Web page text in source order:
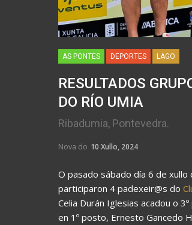
AS PONTES DEPORTES LAGO
RESULTADOS
DO RÍO UMIA
Ribadumia, Pontevedra.
Nova do 10 Xullo, 2024
O pasado sábado día 6 de xullo
participaron 4 padexeir@s do
Celia Durán Iglesias acadou o
en 1º posto, Ernesto Gancedo